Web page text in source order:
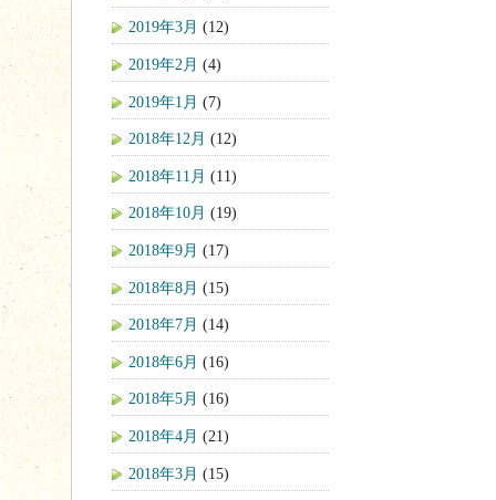
2019年3月 (12)
2019年2月 (4)
2019年1月 (7)
2018年12月 (12)
2018年11月 (11)
2018年10月 (19)
2018年9月 (17)
2018年8月 (15)
2018年7月 (14)
2018年6月 (16)
2018年5月 (16)
2018年4月 (21)
2018年3月 (15)